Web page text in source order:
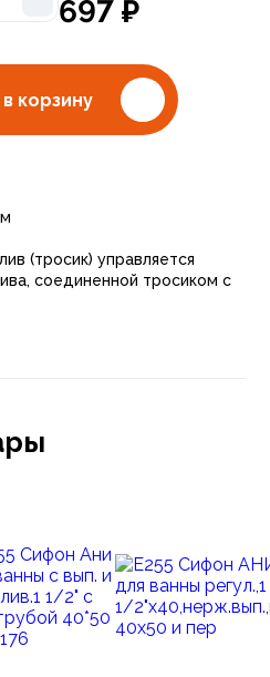
697 ₽
корзину
(тросик) управляется
соединенной тросиком с